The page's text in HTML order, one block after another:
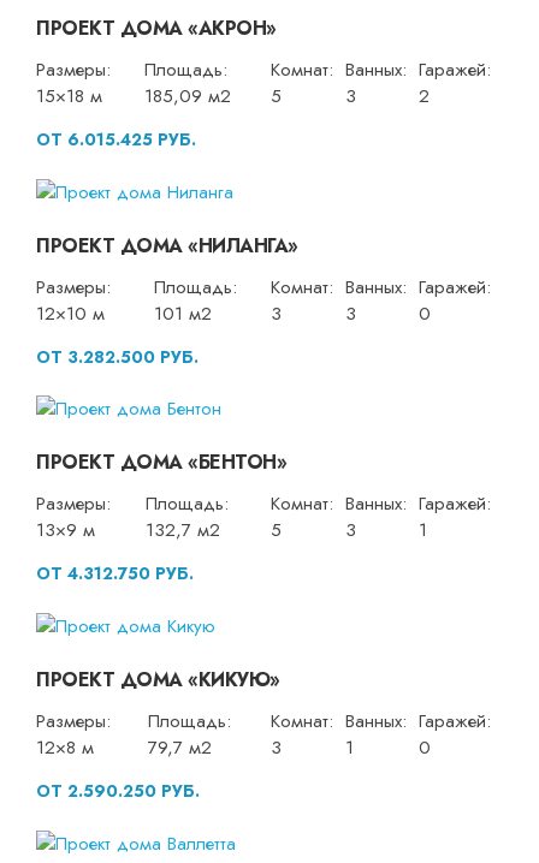
ПРОЕКТ ДОМА «АКРОН»
Размеры:
15×18 м
Площадь:
185,09 м2
Комнат:
5
Ванных:
3
Гаражей:
2
ОТ 6.015.425 РУБ.
ПРОЕКТ ДОМА «НИЛАНГА»
Размеры:
12×10 м
Площадь:
101 м2
Комнат:
3
Ванных:
3
Гаражей:
0
ОТ 3.282.500 РУБ.
ПРОЕКТ ДОМА «БЕНТОН»
Размеры:
13×9 м
Площадь:
132,7 м2
Комнат:
5
Ванных:
3
Гаражей:
1
ОТ 4.312.750 РУБ.
ПРОЕКТ ДОМА «КИКУЮ»
Размеры:
12×8 м
Площадь:
79,7 м2
Комнат:
3
Ванных:
1
Гаражей:
0
ОТ 2.590.250 РУБ.